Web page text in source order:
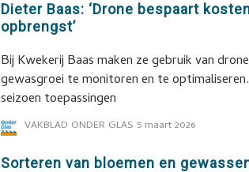
Dieter Baas: ‘Drone bespaart
opbrengst’
Bij Kwekerij Baas maken ze gebruik van
gewasgroei te monitoren en te
seizoen toepassingen
VAKBLAD ONDER GLAS 5 maart 2026
Sorteren van bloemen en